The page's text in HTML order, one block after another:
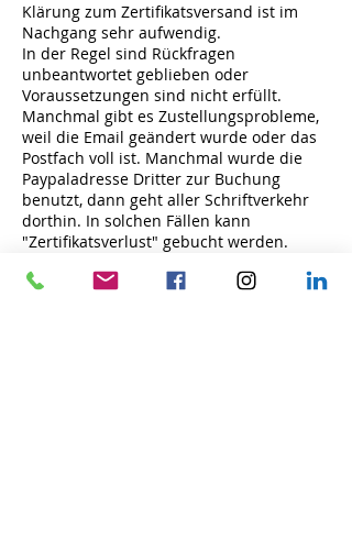
Klärung zum Zertifikatsversand ist im
Nachgang sehr aufwendig.
In der Regel sind Rückfragen
unbeantwortet geblieben oder
Voraussetzungen sind nicht erfüllt.
Manchmal gibt es Zustellungsprobleme,
weil die Email geändert wurde oder das
Postfach voll ist. Manchmal wurde die
Paypaladresse Dritter zur Buchung
benutzt, dann geht aller Schriftverkehr
dorthin. In solchen Fällen kann
"Zertifikatsverlust" gebucht werden.
Herzlichen Dank für deine Teilnahme.